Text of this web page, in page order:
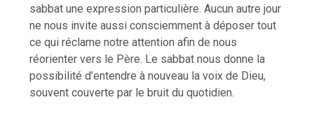
sabbat une expression particulière. Aucun autre jour
ne nous invite aussi consciemment à déposer tout
ce qui réclame notre attention afin de nous
réorienter vers le Père. Le sabbat nous donne la
possibilité d’entendre à nouveau la voix de Dieu,
souvent couverte par le bruit du quotidien.